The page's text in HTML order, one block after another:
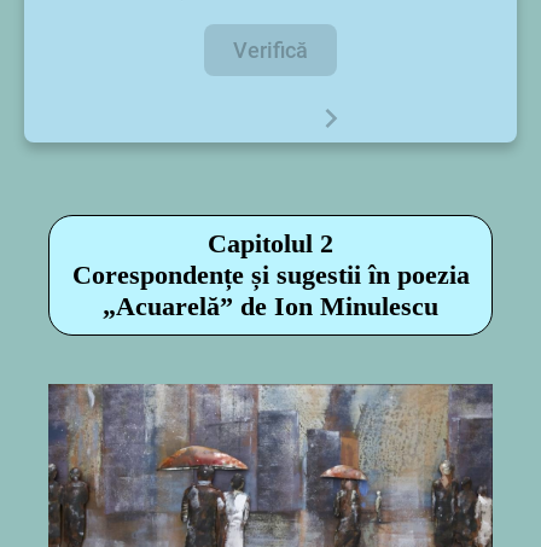
Verifică
Capitolul 2
Corespondențe și sugestii în poezia
„Acuarelă” de Ion Minulescu